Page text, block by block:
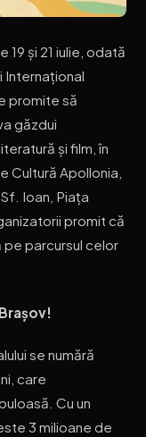
19 şi 21 iulie, odată
Internaţional
promite să
găzdui
și film, în
Cultură Apollonia,
Ioan, Piaţa
promit că
pe parcursul celor
se numără
care
Cu un
3 milioane de